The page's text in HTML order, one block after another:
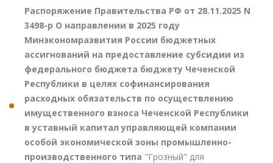
Распоряжение Правительства РФ от 28.11.2025 N
3498-р О направлении в 2025 году
Минэкономразвития России бюджетных
ассигнований на предоставление субсидии из
федерального бюджета бюджету Чеченской
Республики в целях софинансирования
расходных обязательств по осуществлению
имущественного взноса Чеченской Республики
в уставный капитал управляющей компании
особой экономической зоны промышленно-
производственного типа "Грозный" для